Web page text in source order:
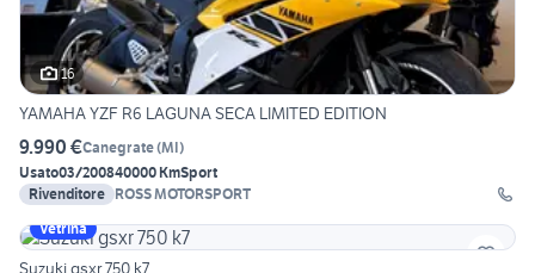
16
YAMAHA YZF R6 LAGUNA SECA LIMITED EDITION
9.990 €Canegrate(MI)
Usato03/200840000 KmSport
Rivenditore ROSS MOTORSPORT
Vetrina
Suzuki gsxr 750 k7